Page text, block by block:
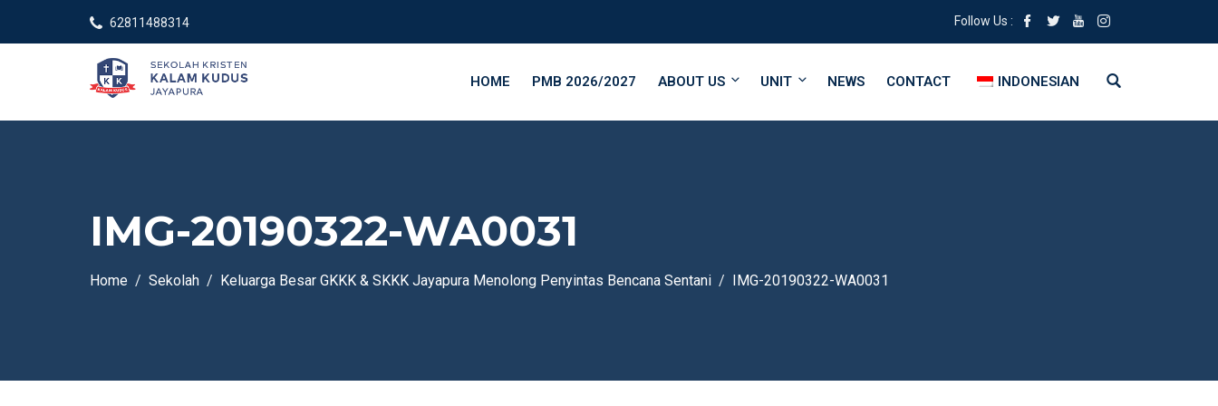
62811488314 Follow Us :
HOME PMB 2026/2027 ABOUT US UNIT NEWS CONTACT INDONESIAN
IMG-20190322-WA0031
Home Sekolah Keluarga Besar GKKK & SKKK Jayapura Menolong Penyintas Bencana Sentani IMG-20190322-WA0031